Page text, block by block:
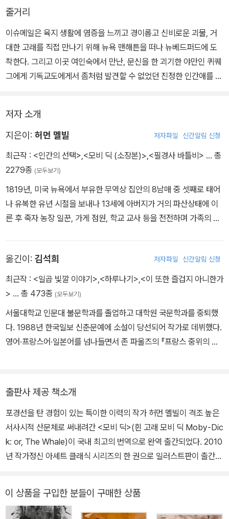
몸을밧줄과 닻줄로 꽁꽁 묶고 이 선장실 바닥의 고리 달린 볼트에 쇠
사슬로 매놓으면, 에이해브는 우리에 갇힌 호랑이보다 더 사납고 무
나는 도저히 그 광경을 참을 수 없을 거야. 그 무서운 울부짖음에서 도
망칠수도 없을 거야. 집으로 돌아가는 길은 멀고 견딜 수 없는 항해
이 귀중한 이성도 나를 떠나버리겠지. 그러면 남은 방법은 뭘까? 육
고 있는 일본이야. 나는여기 망망대해에 홀로 서 있고, 나와 법률 사이
에는 두 개의 바다와 하나의 대륙이 가로놓여 있어, 그래, 그래, 미래
의 살인자가 자고 있는 침대에 벼락이 떨어져 이불과 피부를 함께 태
워버린다면, 벼락을 내린 하늘은 살인자인가? 그리고 내가 그를 죽이
면 나도 살인자인가?˝
을 떠난 뒤였다.
에이해브는 갑판을 질러가서 반대쪽 뱃전에서 바다를 내려다보다
가. 그 수면에 움직이지 않는 두 개의 눈이 비쳐 있는 것을 보고 흠
칫 놀랐다. 페달라가 같은 난간 너머로 몸을 구부린 채 꼼짝도 않고 바
다를 내려다보고 있었던 것이다.
는 보금자리에서 내려와 조롱하듯 돛대 꼭대기의 돛머리를 따라다니
고 깃발을 쪼며 타슈테고를 방해하고 있었다. 그러다가 그새의 넓
은 날개가 우연히 망치와 나무 사이에 끼어들었다. 물속에 잠긴 야만
인은 그 순간 공기의 떨림을 느끼고, 죽음의 손아귀에 사로잡혀 있으
면서도망치질을 늦추지 않았다. 그래서 하늘의 새는 대천사처럼 비명
는 일부를 끌어당겨 투구처럼 쓰지 않고는 지옥으로 떨어지려 하
지 않았다와 함께 가라앉았다.
를 울부짖으며 날아다녔다. 음산한 흰 파도가 그 소용돌이의 가파
른 측면에 부딪혔다. 이윽고 모든 것이 무너져 내렸다. 바다라는 거대
한 수의는 5천 년 전에 굽이치던 것과 마찬가지로 물결치고 있었다.
줄거리
이슈메일은 육지 생활에 염증을 느끼고 경이롭고 신비로운 괴물, 거
대한 고래를 직접 만나기 위해 뉴욕 맨해튼을 떠나 뉴베드퍼드에 도
착한다. 그리고 이곳 여인숙에서 만난, 문신을 한 괴기한 야만인 퀴퀘
그에게 기독교도에게서 좀처럼 발견할 수 없었던 진정한 인간애를 느
직전 일라이저라는 광인에게 파멸적인 운명에 대한 경고를 듣게 된
다.
지 않고 포경선 ‘피쿼드’호에 오른 이슈메일은 출항한 지 며칠이 지나
서야 모습을 드러낸 선장 에이해브를 보고 놀란다. 그는 한쪽 다리가
없고 고래뼈로 만든 의족을 하고 있었고, ‘모비 딕’을 찾아 복수하기
위해 이 배에 타고 있었다. 에이해브는 무리한 항해를 말리는 일등항
해사이자 독실한 기독교도인 스터벅의 충고도 뿌리치고 모비 딕을 쫓
러 포경선에서 던져진 작살이 무수히 꽂혀 있었다. 마침내 에이해브
와 흰 고래의 쫓고 쫓기는 싸움이 사흘 동안 펼쳐진다. 첫째 날에는 에
이해브가 탄 보트가 부서지면서 한 명이 죽고, 둘째 날에는 세 척의 보
한다. 마지막 보트에 타고 있던 에이해브는 고래에게 작살을 명중시
키지만 작살의 줄에 목이 감겨 고래와 함께 바다 속으로 삼켜지고 만
다. ‘피쿼드’호는 완전히 침몰하고 이슈메일만이 바다를 표류하다 살
저자 소개
지은이: 허먼 멜빌 저자파일 신간알림 신청
최근작 : <인간의 선택> <모비 딕 (소장본)> <필경사 바틀비> … 총
2279종 (모두보기)
1819년, 미국 뉴욕에서 부유한 무역상 집안의 8남매 중 셋째로 태어
나 유복한 유년 시절을 보내나 13세에 아버지가 거의 파산상태에 이
른 후 죽자 농장 일꾼, 가게 점원, 학교 교사 등을 전전하며 가족의 생
에 군함의 수병이 되어 귀국하였다. 이때의 경험을 살려 쓴 작품으로,
포경선에서 탈주하여 남태평양 마르키즈제도의 식인종 마을에 살았
던 경험을 그린 『타이피』(1846), 타히티섬에서 겪은 모험을 엮은
버풀을 왕복하는 상선생활을 그린 『레드번』(1849), 군함에서 겪은
체험을 토대로 한 『하얀 재킷』(1850) 등이 있다. 『모비 딕』은 1851
년 10월 런던에서 『고래』(3권)로, 11월 뉴욕에서는 『모비 딕, 혹은 고
했다. 이어 니힐리즘의 책 『피에르, 혹은 모호함』(1852)을 발표하지
달렸고, 걸작 중편 『필경사 바틀비』(1853), 미국 독립전쟁을 풍자한
『이스라엘 포터』(1855)를 출간했다. 1857년 장편 『사기꾼』을 출간
한 후로는 소설을 발표하지 않았다. 1866년 뉴욕 세관의 검사관으로
임명되어 19년간 일했으며, 그사이 72편의 시로 구성된 『전투 조각
876)을 펴내기도 했다. 1891년 72세의 나이에 심장비대증으로 세
상을 떠났다. 유고로는 미완성 중편 『빌리버드』(1924)를 남겼다.
옮긴이: 김석희 저자파일 신간알림 신청
최근작 : <일곱 빛깔 이야기> <하루나기> <이 또한 즐겁지 아니한가
> … 총 473종 (모두보기)
서울대학교 인문대 불문학과를 졸업하고 대학원 국문학과를 중퇴했
다. 1988년 한국일보 신춘문예에 소설이 당선되어 작가로 데뷔했다.
영어·프랑스어·일본어를 넘나들면서 존 파울즈의 『프랑스 중위의 여
시오노 나나미의 「로마인 이야기』 시리즈 등 많은 책을 번역했다.
출판사 제공 책소개
포경선을 탄 경험이 있는 특이한 이력의 작가 허먼 멜빌이 격조 높은
서사시적 산문체로 써내려간 <모비 딕>(흰 고래 모비 딕 Moby-Dic
k: or, The Whale)이 국내 최고의 번역으로 완역 출간되었다. 2010
년 작가정신 아셰트 클래식 시리즈의 한 권으로 일러스트판이 출간된
동안 국내에 소개된 축약판으로는 느낄 수 없었던 <모비 딕>의 심오
한 세계를 제대로 이해하고 음미하게 해주는 길잡이가 되어줄 것이
이 상품을 구입한 분들이 구매한 상품